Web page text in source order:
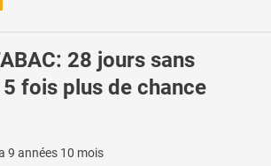
28 jours sans
fois plus de chance
9 années 10 mois